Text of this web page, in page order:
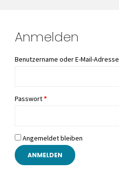
Anmelden
Benutzername oder E-Mail-Adresse
Passwort*Erforderlich
Angemeldet bleiben
ANMELDEN